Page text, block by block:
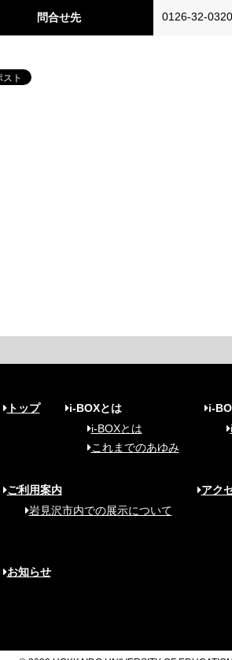
問合せ先 0126-32-0320
トップ
i-BOXとは
i-BOXとは
これまでのあゆみ
i-
ご利用案内
岩見沢市内での展示について
アク
お知らせ